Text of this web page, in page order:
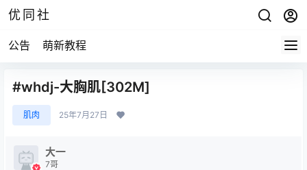
优同社
公告 萌新教程
#whdj-大胸肌[302M]
肌肉 25年7月27日
大一
7哥